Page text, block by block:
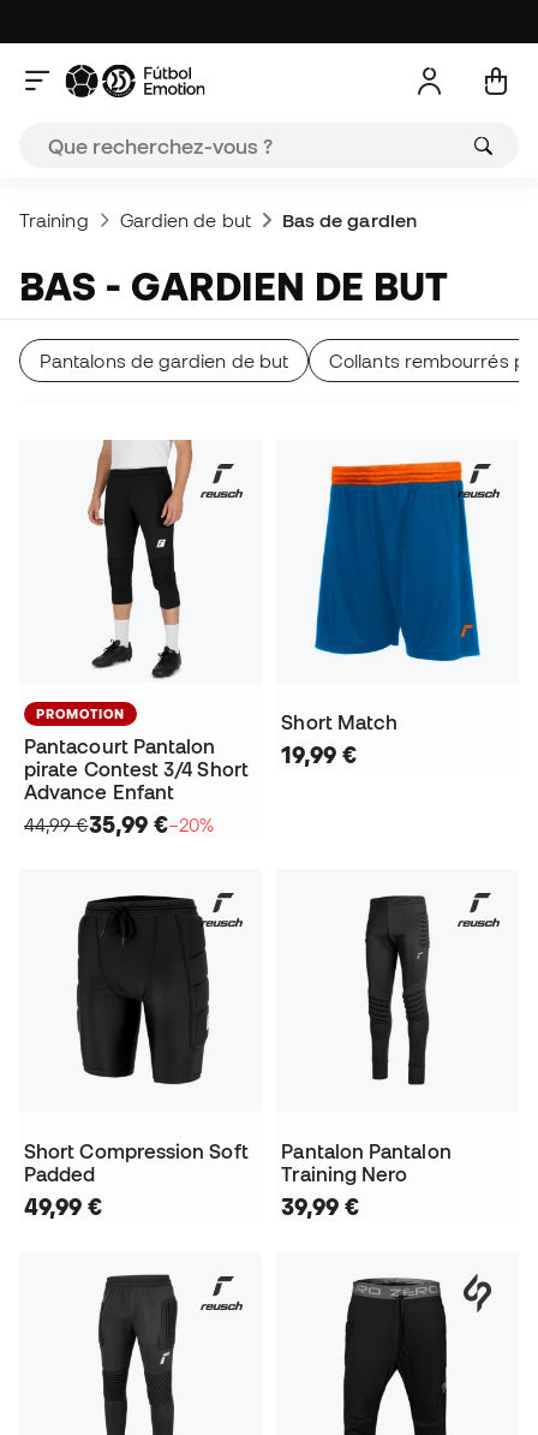
Training Gardien de but Bas de gardien
BAS - GARDIEN DE BUT
Pantalons de gardien de but Collants rembourrés
PROMOTION
Pantacourt Pantalon
pirate Contest 3/4 Short
Advance Enfant
44,99 €35,99 €−20%
Short Match
19,99 €
Short Compression Soft
Padded
49,99 €
Pantalon Pantalon
Training Nero
39,99 €